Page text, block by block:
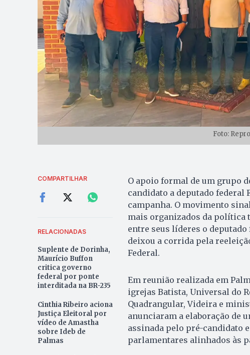
Foto:
COMPARTILHAR
RELACIONADAS
Suplente de Dorinha,
Maurício Buffon
critica governo
federal por ponte
interditada na BR-235
Cinthia Ribeiro aciona
Justiça Eleitoral por
vídeo de Amastha
sobre Ideb de
Palmas
O apoio formal de um grupo
candidato a deputado federal
campanha. O movimento
mais organizados da política
entre seus líderes o
deixou a corrida pela
Federal.
Em reunião realizada em
igrejas Batista, Universal do
Quadrangular, Videira e
anunciaram a elaboração de
assinada pelo pré-candidato
parlamentares alinhados às